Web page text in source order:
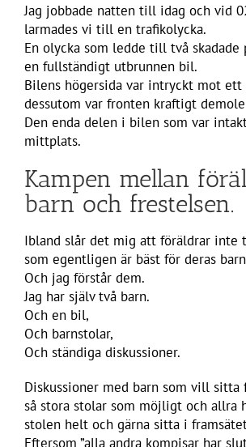
Jag jobbade natten till idag och vid
larmades vi till en trafikolycka.
En olycka som ledde till två skadade
en fullständigt utbrunnen bil.
Bilens högersida var intryckt mot ett
dessutom var fronten kraftigt
Den enda delen i bilen som var
mittplats.
Kampen mellan
barn och frestelsen.
Ibland slår det mig att föräldrar inte
som egentligen är bäst för deras
Och jag förstår dem.
Jag har själv två barn.
Och en bil,
Och barnstolar,
Och ständiga diskussioner.
Diskussioner med barn som vill sitta
så stora stolar som möjligt och allra
stolen helt och gärna sitta i
Eftersom ”alla andra kompisar har